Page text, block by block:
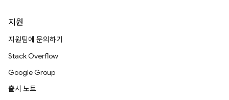
지원
지원팀에 문의하기
Stack Overflow
Google Group
출시 노트